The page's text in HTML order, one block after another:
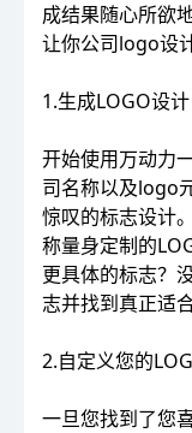
成结果随心所欲
让你公司logo设
1.生成LOGO设计
开始使用万动力
司名称以及logo
惊叹的标志设计
称量身定制的
更具体的标志？
志并找到真正适
2.自定义您的
一旦您找到了您